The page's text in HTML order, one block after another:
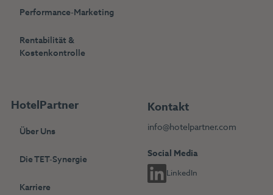
Performance-Marketing
Rentabilität &
Kostenkontrolle
HotelPartner
Über Uns
Die TET-Synergie
Karriere
Kontakt
info@hotelpartner.com
Social Media
LinkedIn